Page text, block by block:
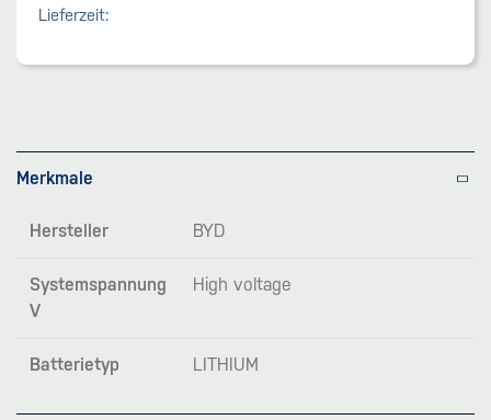
Lieferzeit:
Merkmale
Hersteller BYD
Systemspannung
V
High voltage
Batterietyp LITHIUM